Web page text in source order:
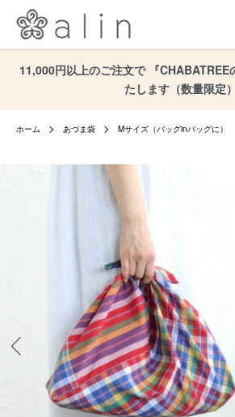
11,000円以上のご注文で 『CHABATREE
たします（数量限定）
ホーム あづま袋 Mサイズ（バッグinバッグに）